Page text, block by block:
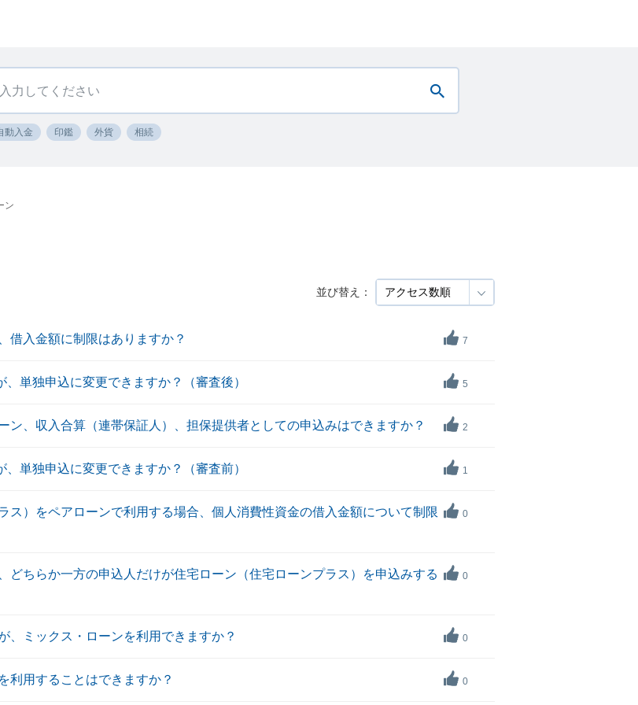
動入金 印鑑 外貨 相続
ン
並び替え：
借入金額に制限はありますか？ 7
単独申込に変更できますか？（審査後） 5
ン、収入合算（連帯保証人）、担保提供者としての申込みはできますか？ 2
単独申込に変更できますか？（審査前） 1
ス）をペアローンで利用する場合、個人消費性資金の借入金額について制限
0
どちらか一方の申込人だけが住宅ローン（住宅ローンプラス）を申込みする
0
、ミックス・ローンを利用できますか？ 0
利用することはできますか？ 0